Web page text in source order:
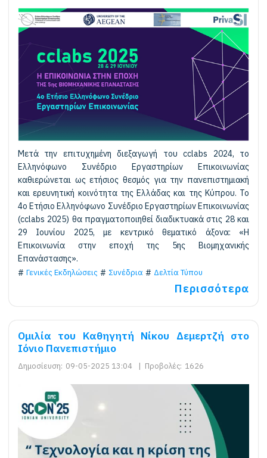
Μετά την επιτυχημένη διεξαγωγή του cclabs 2024, το
Ελληνόφωνο Συνέδριο Εργαστηρίων Επικοινωνίας
καθιερώνεται ως ετήσιος θεσμός για την πανεπιστημιακή
και ερευνητική κοινότητα της Ελλάδας και της Κύπρου. Το
4ο Ετήσιο Ελληνόφωνο Συνέδριο Εργαστηρίων Επικοινωνίας
(cclabs 2025) θα πραγματοποιηθεί διαδικτυακά στις 28 και
29 Ιουνίου 2025, με κεντρικό θεματικό άξονα: «Η
Επικοινωνία στην εποχή της 5ης Βιομηχανικής
Επανάστασης».
Γενικές Εκδηλώσεις
Συνέδρια Δελτία Τύπου
Περισσότερα
Ομιλία του Καθηγητή Νίκου Δεμερτζή στο
Ιόνιο Πανεπιστήμιο
Δημοσίευση: 09-05-2025 13:04 | Προβολές: 1626